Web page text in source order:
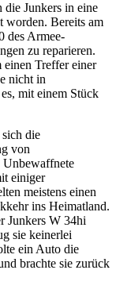
Junkers in eine
worden. Bereits am
des Armee-
zu reparieren.
einen Treffer einer
nicht in
mit einem Stück
die
von
Unbewaffnete
einiger
meistens einen
ins Heimatland.
Junkers W 34hi
sie keinerlei
ein Auto die
brachte sie zurück